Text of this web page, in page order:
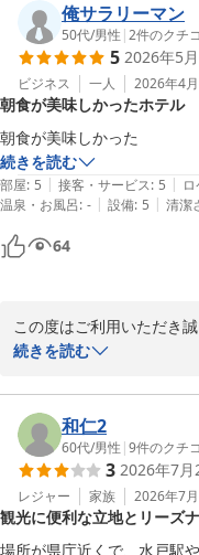
2026-05-21
当ホテルの周辺には、同
ぐろやはなの夢」やその
食店が様々ございます。
ーパーマーケットもアク
いております。
さらに、当ホテル自慢の
いうお言葉をいただき、
イキングでは常時30品目
ります。中でも、茨城県
今後も「朝食の美味しい
タッフ一同精進してまいり
お忙しい中、ご投稿くだ
ホテルルートイン水戸県
2026-05-08
俺サラリーマン
50代/男性 |2件のクチ
5 2026年5
ビジネス 一人 2026年4月
朝食が美味しかったホテル
朝食が美味しかった
続きを読む
部屋: 5 | 接客・サービス: 5 |
温泉・お風呂: - | 設備: 5 | 清潔
64
この度はご利用いただき
また、ご評価まで賜り重
当社自慢の朝食バイキン
存じます。
地元の食材を使った料理
また、ご朝食をお召し上
と嬉しそうにお声がけ下
なります。
続きを読む
和仁2
60代/男性 |9件のクチ
3 2026年7月
レジャー 家族 2026年7月
観光に便利な立地とリーズ
場所が県庁近くで、水戸駅